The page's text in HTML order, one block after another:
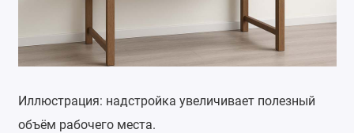
Иллюстрация: надстройка увеличивает полезный
объём рабочего места.